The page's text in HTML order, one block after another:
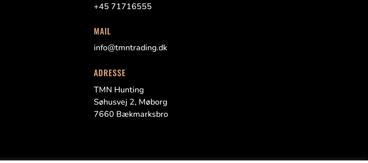
+45 71716555
MAIL
info@tmntrading.dk
ADRESSE
TMN Hunting
Søhusvej 2, Møborg
7660 Bækmarksbro